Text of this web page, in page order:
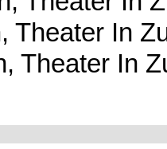
, Theater In
, Theater In